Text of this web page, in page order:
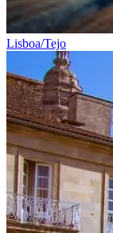
Lisboa/Tejo